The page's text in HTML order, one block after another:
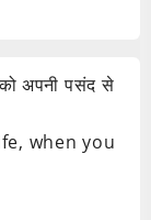
अपनी पसंद से
when you